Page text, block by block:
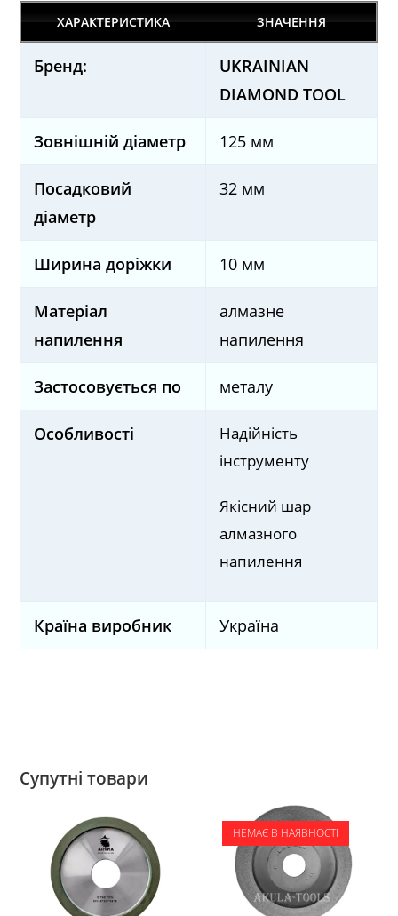
ХАРАКТЕРИСТИКА ЗНАЧЕННЯ
Бренд:
UKRAINIAN
DIAMOND TOOL
Зовнішній діаметр 125 мм
Посадковий
діаметр
32 мм
Ширина доріжки 10 мм
Матеріал
напилення
алмазне
напилення
Застосовується по металу
Особливості
Надійність
інструменту
Якісний шар
алмазного
напилення
Країна виробник Україна
Супутні товари
НЕМАЄ В НАЯВНОСТІ